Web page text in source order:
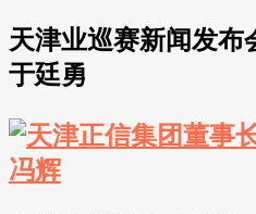
天津业巡赛新闻发布
于廷勇